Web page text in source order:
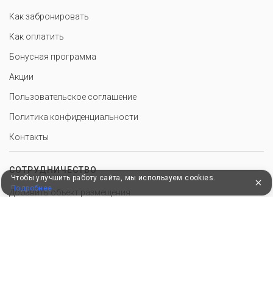
Как забронировать
Как оплатить
Бонусная программа
Акции
Пользовательское соглашение
Политика конфиденциальности
Контакты
СОТРУДНИЧЕСТВО
Добавить объект размещения
Чтобы улучшить работу сайта, мы используем cookies.
Подробнее